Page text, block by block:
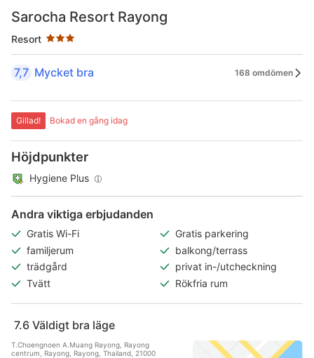
Sarocha Resort Rayong
Resort
Stjärnklassificering: 3 stjärnor
7,7 Mycket bra 168 omdömen
Gillad! Bokad en gång idag
Höjdpunkter
Hygiene Plus
Andra viktiga erbjudanden
Gratis Wi-Fi
Gratis parkering
familjerum
balkong/terrass
trädgård
privat in-/utcheckning
Tvätt
Rökfria rum
7.6 Väldigt bra läge
T.Choengnoen A.Muang Rayong, Rayong
centrum, Rayong, Rayong, Thailand, 21000